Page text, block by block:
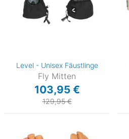
Level - Unisex Fäustlinge
Fly Mitten
103,95 €
129,95 €